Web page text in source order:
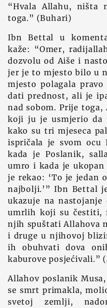
“Hvala Allahu, ništa
toga.” (Buhari)
Ibn Bettal u
kaže: “Omer,
dozvolu od Aiše i
jer je to mjesto bilo u
mjesto polagala
dati prednost, ali je
nad sobom. Prije toga,
koji ju je usmjerio da
kako su tri mjeseca
ispričala je svom ocu
kada je Poslanik,
umro i kada je
je rekao: ‘To je jedan
najbolji.’” Ibn Bettal
ukazuje na
umrlih koji su čestiti,
njih spuštati Allahova
i druge u njihovoj
ih obuhvati dova
kaburove posjećivali.” (
Allahov poslanik
se smrt primakla,
svetoj zemlji,